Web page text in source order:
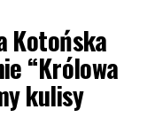
Kotońska
“Królowa
kulisy